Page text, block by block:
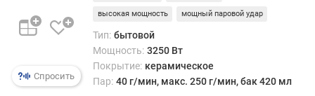
д
н
а
Спросить
высокая мощность мощный паровой удар
Тип: бытовой
Мощность: 3250 Вт
Покрытие: керамическое
Пар: 40 г/мин, макс. 250 г/мин, бак 420 мл